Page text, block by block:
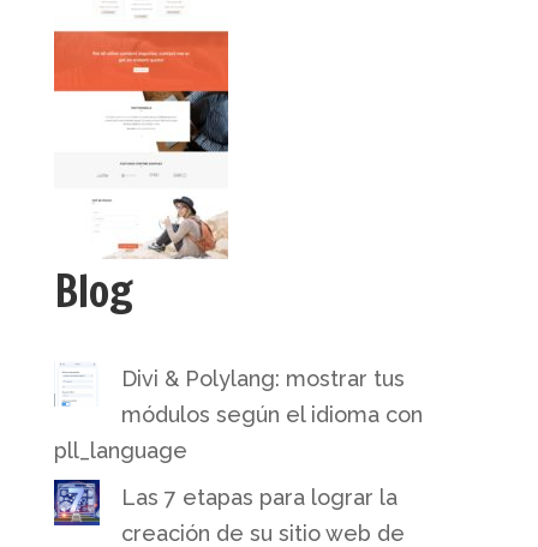
Blog
Divi & Polylang: mostrar tus
módulos según el idioma con
pll_language
Las 7 etapas para lograr la
creación de su sitio web de